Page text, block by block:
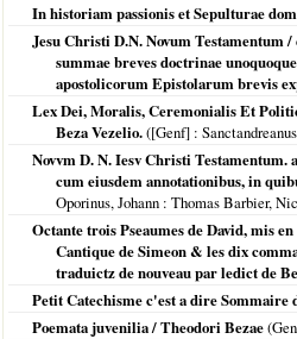
In historiam passionis et Sepulturae
Jesu Christi D.N. Novum Testamentum
summae breves doctrinae
apostolicorum Epistolarum brevis
Lex Dei, Moralis, Ceremonialis Et
Beza Vezelio.([Genf] :
Novvm D. N. Iesv Christi Testamentum.
cum eiusdem annotationibus, in
Oporinus, Johann : Thomas Barbier,
Octante trois Pseaumes de David, mis
Cantique de Simeon & les dix
traduictz de nouveau par ledict de
Petit Catechisme c'est a dire
Poemata juvenilia / Theodori Bezae(